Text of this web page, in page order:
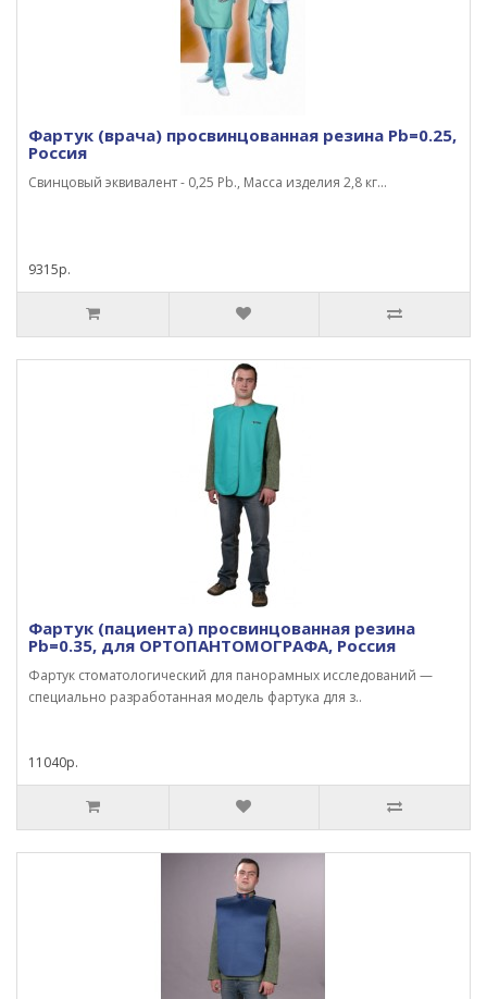
Фартук (врача) просвинцованная резина Pb=0.25,
Россия
Свинцовый эквивалент - 0,25 Pb., Масса изделия 2,8 кг...
9315р.
Фартук (пациента) просвинцованная резина
Pb=0.35, для ОРТОПАНТОМОГРАФА, Россия
Фартук стоматологический для панорамных исследований —
специально разработанная модель фартука для з..
11040р.